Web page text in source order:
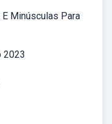
Minúsculas Para
2023